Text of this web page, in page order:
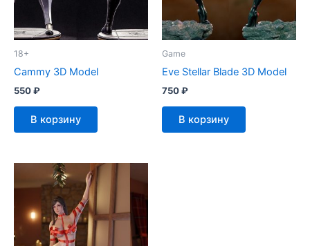
18+
Cammy 3D Model
550₽
В корзину
Game
Eve Stellar Blade 3D Model
750₽
В корзину